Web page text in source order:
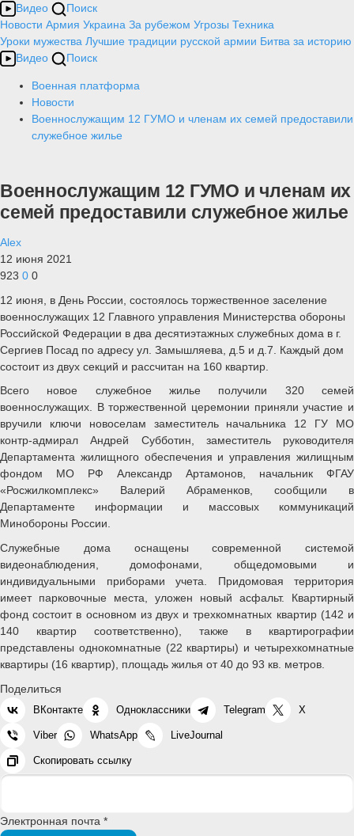
Видео
Поиск
Новости Армия Украина За рубежом Угрозы Техника
Уроки мужества Лучшие традиции русской армии Битва за историю
Видео
Поиск
Военная платформа
Новости
Военнослужащим 12 ГУМО и членам их семей предоставили
служебное жилье
Военнослужащим 12 ГУМО и членам их
семей предоставили служебное жилье
Alex
12 июня 2021
923 0 0
12 июня, в День России, состоялось торжественное заселение
военнослужащих 12 Главного управления Министерства обороны
Российской Федерации в два десятиэтажных служебных дома в г.
Сергиев Посад по адресу ул. Замышляева, д.5 и д.7. Каждый дом
состоит из двух секций и рассчитан на 160 квартир.
Всего новое служебное жилье получили 320 семей
военнослужащих. В торжественной церемонии приняли участие и
вручили ключи новоселам заместитель начальника 12 ГУ МО
контр-адмирал Андрей Субботин, заместитель руководителя
Департамента жилищного обеспечения и управления жилищным
фондом МО РФ Александр Артамонов, начальник ФГАУ
«Росжилкомплекс» Валерий Абраменков, сообщили в
Департаменте информации и массовых коммуникаций
Минобороны России.
Служебные дома оснащены современной системой
видеонаблюдения, домофонами, общедомовыми и
индивидуальными приборами учета. Придомовая территория
имеет парковочные места, уложен новый асфальт. Квартирный
фонд состоит в основном из двух и трехкомнатных квартир (142 и
140 квартир соответственно), также в квартирографии
представлены однокомнатные (22 квартиры) и четырехкомнатные
квартиры (16 квартир), площадь жилья от 40 до 93 кв. метров.
Поделиться
ВКонтакте Одноклассники Telegram X
Viber WhatsApp LiveJournal
Скопировать ссылку
Электронная почта *